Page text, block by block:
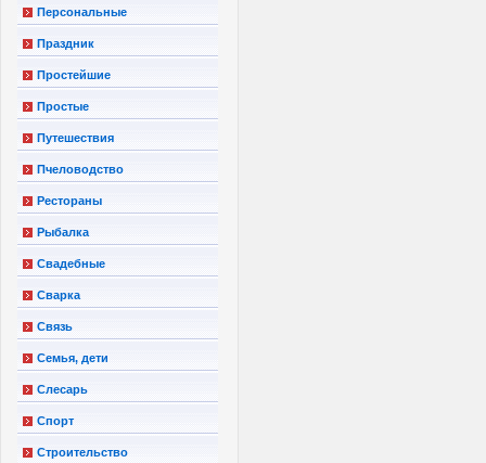
Персональные
Праздник
Простейшие
Простые
Путешествия
Пчеловодство
Рестораны
Рыбалка
Свадебные
Сварка
Связь
Семья, дети
Слесарь
Спорт
Строительство